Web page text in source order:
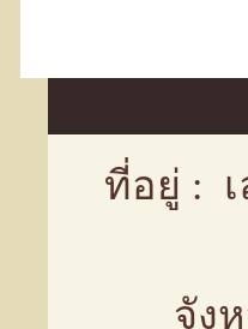
ที่อยู่ : เ
จัง